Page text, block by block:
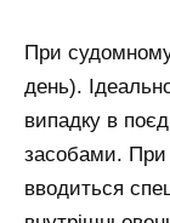
При
день).
випадку в
засобами. При
вводиться